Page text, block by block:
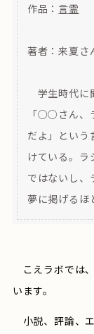
作品： 言霊
著者：来夏さ
学生時代に
「○○さん、
だよ」という
けている。ラ
ではないし、
夢に掲げる
こえラボでは
います。
小説、評論、